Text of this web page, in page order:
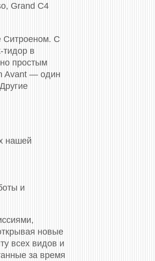
Grand C4
Ситроеном. С
тидор в
простым
Avant — один
нашей
и
новые
всех видов и
за время